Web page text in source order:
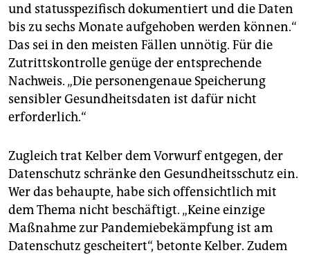
und statusspezifisch dokumentiert und die Daten
bis zu sechs Monate aufgehoben werden können.“
Das sei in den meisten Fällen unnötig. Für die
Zutrittskontrolle genüge der entsprechende
Nachweis. „Die personengenaue Speicherung
sensibler Gesundheitsdaten ist dafür nicht
erforderlich.“
Zugleich trat Kelber dem Vorwurf entgegen, der
Datenschutz schränke den Gesundheitsschutz ein.
Wer das behaupte, habe sich offensichtlich mit
dem Thema nicht beschäftigt. „Keine einzige
Maßnahme zur Pandemiebekämpfung ist am
Datenschutz gescheitert“, betonte Kelber. Zudem